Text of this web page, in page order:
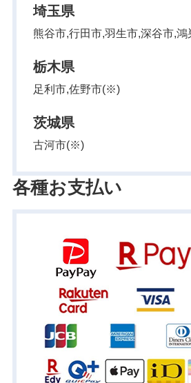
埼玉県
熊谷市,行田市,羽生市,深谷市,
栃木県
足利市,佐野市(※)
茨城県
古河市(※)
各種お支払い